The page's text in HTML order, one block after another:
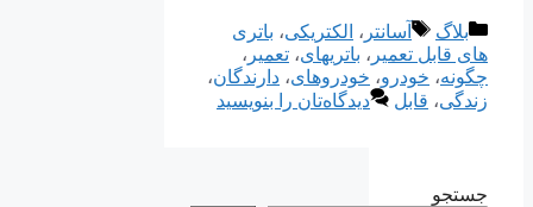
دسته‌ها
بلاگ برچسب‌ها
آسانتر ، الکتریکی، باتری
های قابل تعمیر ، باتریهای، تعمیر ،
چگونه، خودرو، خودروهای، دارندگان،
زندگی، قابل دیدگاه‌تان را بنویسید
جستجو